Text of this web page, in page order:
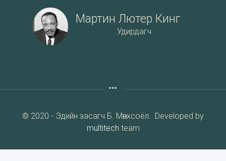
Мартин Лютер Кинг
Удирдагч
© 2020 - Эдийн засагч Б. Мөнхсоёл. Developed by
multitech team